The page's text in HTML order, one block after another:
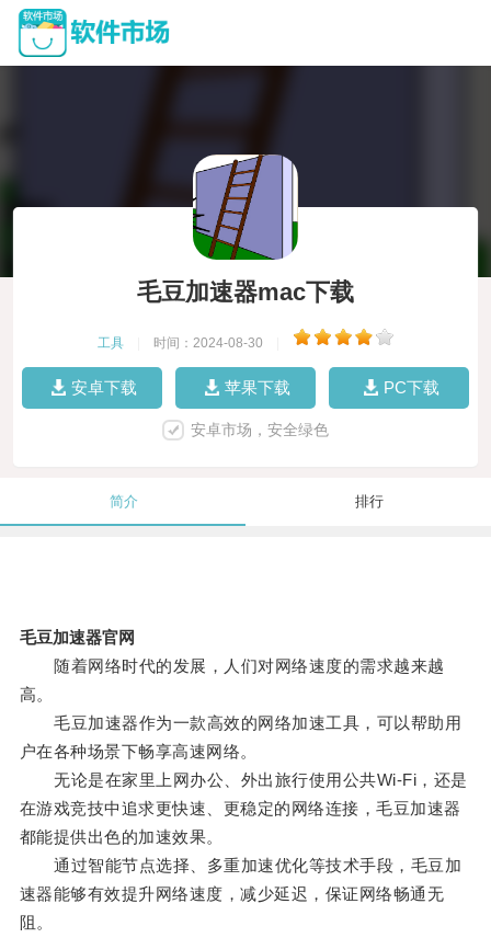
毛豆加速器mac下载
工具 时间：2024-08-30
安卓下载 苹果下载 PC下载
安卓市场，安全绿色
简介 排行
毛豆加速器官网
随着网络时代的发展，人们对网络速度的需求越来越
高。
毛豆加速器作为一款高效的网络加速工具，可以帮助用
户在各种场景下畅享高速网络。
无论是在家里上网办公、外出旅行使用公共Wi-Fi，还是
在游戏竞技中追求更快速、更稳定的网络连接，毛豆加速器
都能提供出色的加速效果。
通过智能节点选择、多重加速优化等技术手段，毛豆加
速器能够有效提升网络速度，减少延迟，保证网络畅通无
阻。